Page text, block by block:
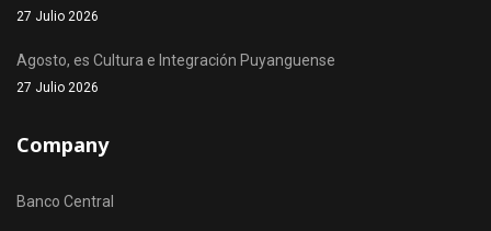
27 Julio 2026
Agosto, es Cultura e Integración Puyanguense
27 Julio 2026
Company
Banco Central